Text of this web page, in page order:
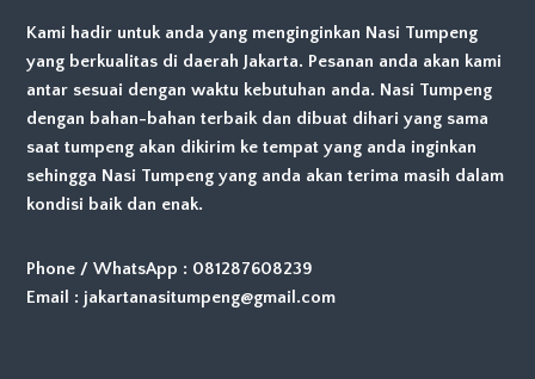
Kami hadir untuk anda yang menginginkan Nasi Tumpeng
yang berkualitas di daerah Jakarta. Pesanan anda akan kami
antar sesuai dengan waktu kebutuhan anda. Nasi Tumpeng
dengan bahan-bahan terbaik dan dibuat dihari yang sama
saat tumpeng akan dikirim ke tempat yang anda inginkan
sehingga Nasi Tumpeng yang anda akan terima masih dalam
kondisi baik dan enak.
Phone / WhatsApp : 081287608239
Email : jakartanasitumpeng@gmail.com